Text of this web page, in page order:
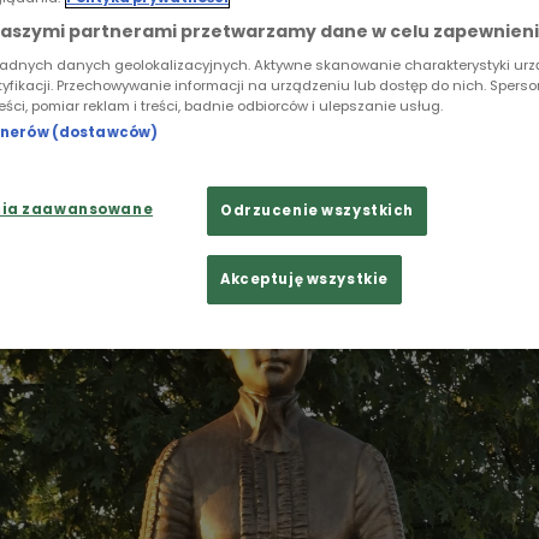
Marii Konopnickiej i z tej okazji odkryjemy dziś
Podkarpaciu, który był darem narodowym dla
Kiedy obchodziła 25-lecie swojej pracy
dla niej małą posiadłość złożoną z kawałka
partnerami przetwarzamy dane w celu
danych geolokalizacyjnych. Aktywne skanowanie charakterystyki
Przechowywanie informacji na urządzeniu lub dostęp do nich.
pomiar reklam i treści, badnie odbiorców i ulepszanie usług.
(dostawców)
zaawansowane Odrzucenie wszystkich
Akceptuję wszystkie